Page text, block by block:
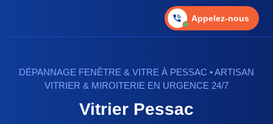
Appelez-nous
DÉPANNAGE FENÊTRE & VITRE À PESSAC • ARTISAN
VITRIER & MIROITERIE EN URGENCE 24/7
Vitrier Pessac